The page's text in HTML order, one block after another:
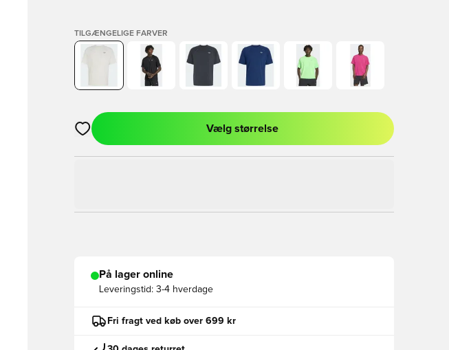
TILGÆNGELIGE FARVER
Åbner en Modal til at logge ind eller tilmelde dig som medlem
Vælg størrelse
På lager online
Leveringstid: 3-4 hverdage
Fri fragt ved køb over 699 kr